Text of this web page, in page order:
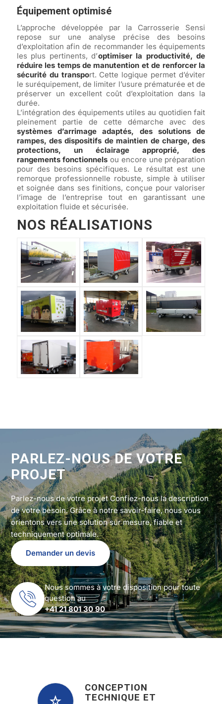
Équipement optimisé
L’approche développée par la Carrosserie Sensi
repose sur une analyse précise des besoins
d’exploitation afin de recommander les équipements
les plus pertinents, d’optimiser la productivité, de
réduire les temps de manutention et de renforcer la
sécurité du transport. Cette logique permet d’éviter
le suréquipement, de limiter l’usure prématurée et de
préserver un excellent coût d’exploitation dans la
durée.
L’intégration des équipements utiles au quotidien fait
pleinement partie de cette démarche avec des
systèmes d’arrimage adaptés, des solutions de
rampes, des dispositifs de maintien de charge, des
protections, un éclairage approprié, des
rangements fonctionnels ou encore une préparation
pour des besoins spécifiques. Le résultat est une
remorque professionnelle robuste, simple à utiliser
et soignée dans ses finitions, conçue pour valoriser
l’image de l’entreprise tout en garantissant une
exploitation fluide et sécurisée.
NOS RÉALISATIONS
PARLEZ-NOUS DE VOTRE
PROJET
Parlez-nous de votre projet Confiez-nous la description
de votre besoin. Grâce à notre savoir-faire, nous vous
orientons vers une solution sur mesure, fiable et
techniquement optimale.
Demander un devis
Nous sommes à votre disposition pour toute
question au
+41 21 801 30 90
CONCEPTION
TECHNIQUE ET